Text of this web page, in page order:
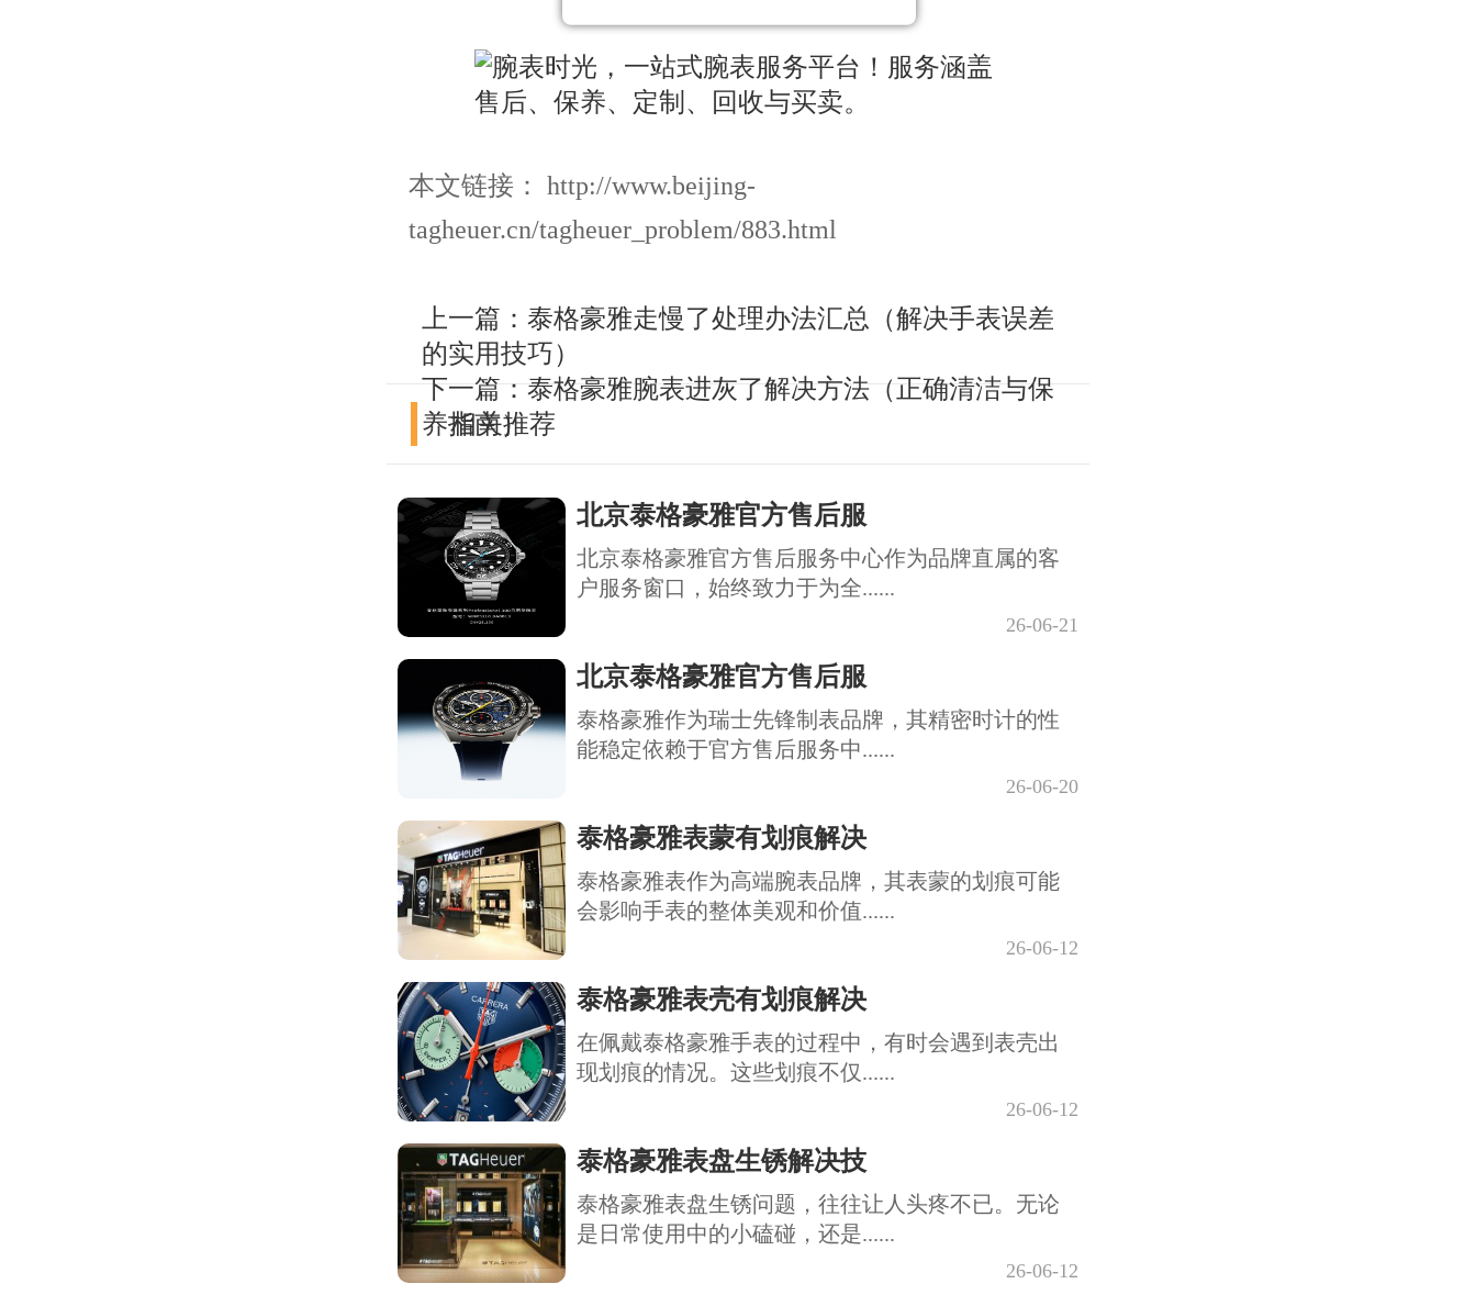
本文链接： http://www.beijing-
tagheuer.cn/tagheuer_problem/883.html
上一篇： 泰格豪雅走慢了处理办法汇总（解决手表误差
的实用技巧）
下一篇： 泰格豪雅腕表进灰了解决方法（正确清洁与保
养指南）
相关推荐
北京泰格豪雅官方售后服
北京泰格豪雅官方售后服务中心作为品牌直属的客
户服务窗口，始终致力于为全......
26-06-21
北京泰格豪雅官方售后服
泰格豪雅作为瑞士先锋制表品牌，其精密时计的性
能稳定依赖于官方售后服务中......
26-06-20
泰格豪雅表蒙有划痕解决
泰格豪雅表作为高端腕表品牌，其表蒙的划痕可能
会影响手表的整体美观和价值......
26-06-12
泰格豪雅表壳有划痕解决
在佩戴泰格豪雅手表的过程中，有时会遇到表壳出
现划痕的情况。这些划痕不仅......
26-06-12
泰格豪雅表盘生锈解决技
泰格豪雅表盘生锈问题，往往让人头疼不已。无论
是日常使用中的小磕碰，还是......
26-06-12